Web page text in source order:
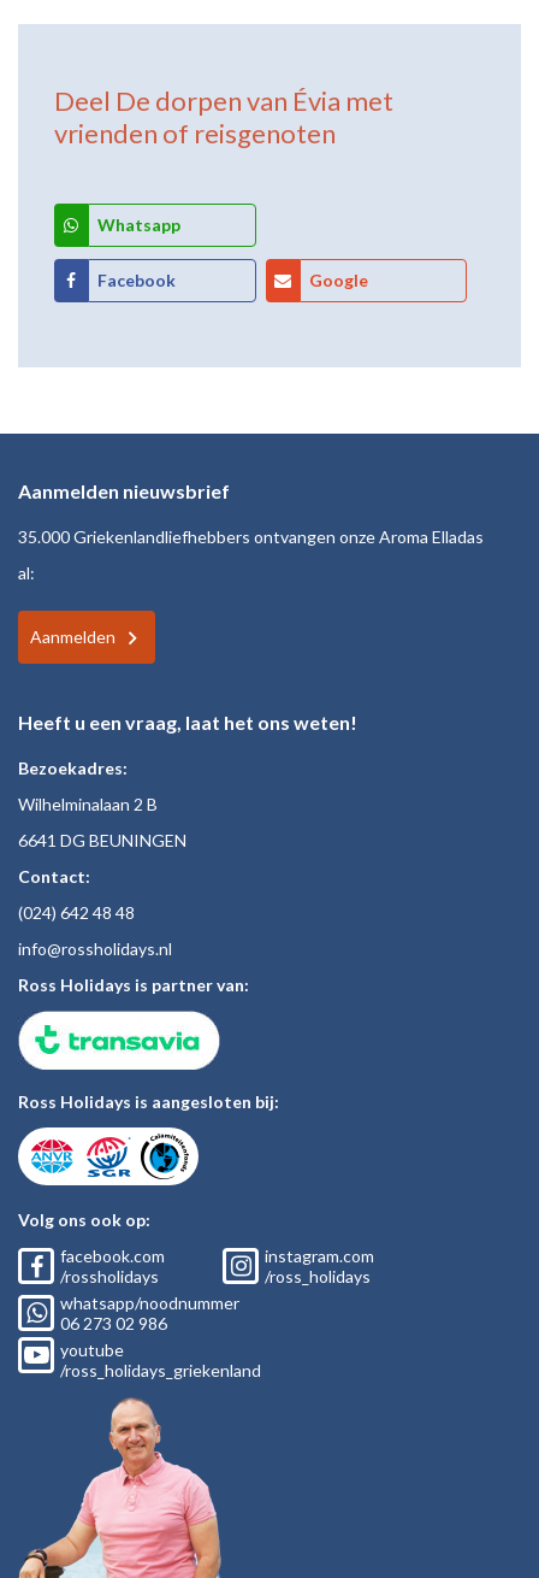
Deel De dorpen van Évia met
vrienden of reisgenoten
Whatsapp
Facebook Google
Aanmelden nieuwsbrief
35.000 Griekenlandliefhebbers ontvangen onze Aroma Elladas
al:
Aanmelden
Heeft u een vraag, laat het ons weten!
Bezoekadres:
Wilhelminalaan 2 B
6641 DG BEUNINGEN
Contact:
(024) 642 48 48
info@rossholidays.nl
Ross Holidays is partner van:
Ross Holidays is aangesloten bij:
Volg ons ook op:
facebook.com
/rossholidays
instagram.com
/ross_holidays
whatsapp/noodnummer
06 273 02 986
youtube
/ross_holidays_griekenland